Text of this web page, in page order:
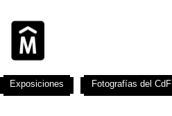
Exposiciones Fotografías del CdF